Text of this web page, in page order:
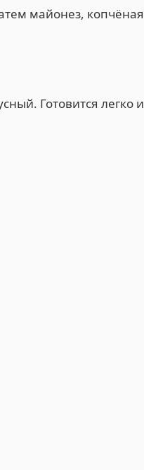
майонез, копчёная
Готовится легко и